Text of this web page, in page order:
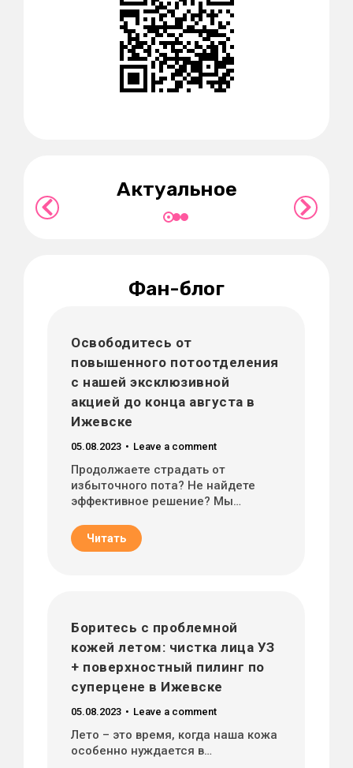
Актуальное
Подробнее
Фан-блог
Освободитесь от
повышенного потоотделения
с нашей эксклюзивной
акцией до конца августа в
Ижевске
05.08.2023 Leave a comment
Продолжаете страдать от
избыточного пота? Не найдете
эффективное решение? Мы…
Читать
Боритесь с проблемной
кожей летом: чистка лица УЗ
+ поверхностный пилинг по
суперцене в Ижевске
05.08.2023 Leave a comment
Лето – это время, когда наша кожа
особенно нуждается в…